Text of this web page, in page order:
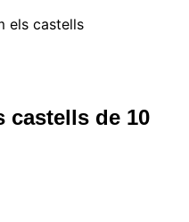
els castells
castells de 10